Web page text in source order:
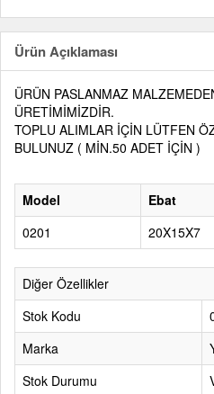
Ürün Açıklaması
ÜRÜN PASLANMAZ
ÜRETİMİMİZDİR.
TOPLU ALIMLAR İÇİN LÜTFEN
BULUNUZ ( MİN.50 ADET İÇİN )
Model Ebat
0201
20X15X7
Diğer Özellikler
Stok Kodu
Marka
Stok Durumu